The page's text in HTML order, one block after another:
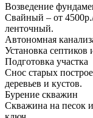
Возведение
Свайный – от
ленточный.
Автономная
Установка септиков
Подготовка участка
Снос старых
деревьев и кустов.
Бурение скважин
Скважина на песок